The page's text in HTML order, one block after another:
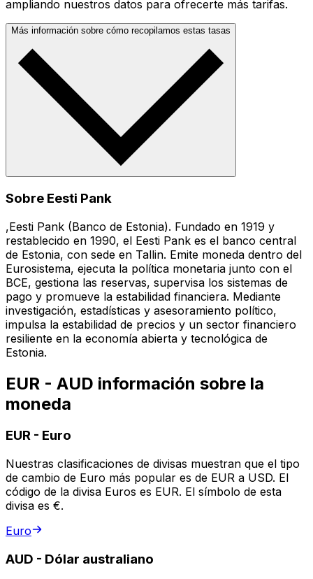
ampliando nuestros datos para ofrecerte más tarifas.
Más información sobre cómo recopilamos estas tasas
Sobre Eesti Pank
,Eesti Pank (Banco de Estonia). Fundado en 1919 y
restablecido en 1990, el Eesti Pank es el banco central
de Estonia, con sede en Tallin. Emite moneda dentro del
Eurosistema, ejecuta la política monetaria junto con el
BCE, gestiona las reservas, supervisa los sistemas de
pago y promueve la estabilidad financiera. Mediante
investigación, estadísticas y asesoramiento político,
impulsa la estabilidad de precios y un sector financiero
resiliente en la economía abierta y tecnológica de
Estonia.
EUR - AUD información sobre la
moneda
EUR - Euro
Nuestras clasificaciones de divisas muestran que el tipo
de cambio de Euro más popular es de EUR a USD. El
código de la divisa Euros es EUR. El símbolo de esta
divisa es €.
Euro
AUD - Dólar australiano